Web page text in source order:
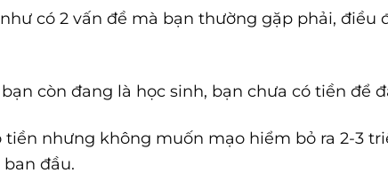
có 2 vấn đề mà bạn thường gặp phải,
còn đang là học sinh, bạn chưa có tiền để
tiền nhưng không muốn mạo hiểm bỏ ra 2-3
đầu.